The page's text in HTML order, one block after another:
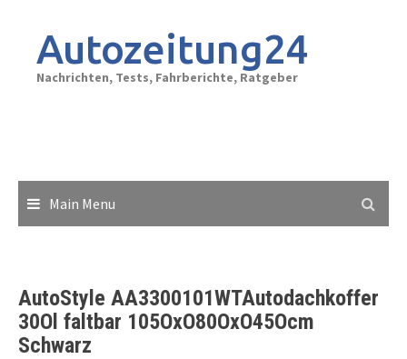
contentAutozeitung24
Nachrichten, Tests, Fahrberichte, Ratgeber
Main Menu
AutoStyle AA3300101WTAutodachkoffer
30Ol faltbar 105OxO80OxO45Ocm
Schwarz